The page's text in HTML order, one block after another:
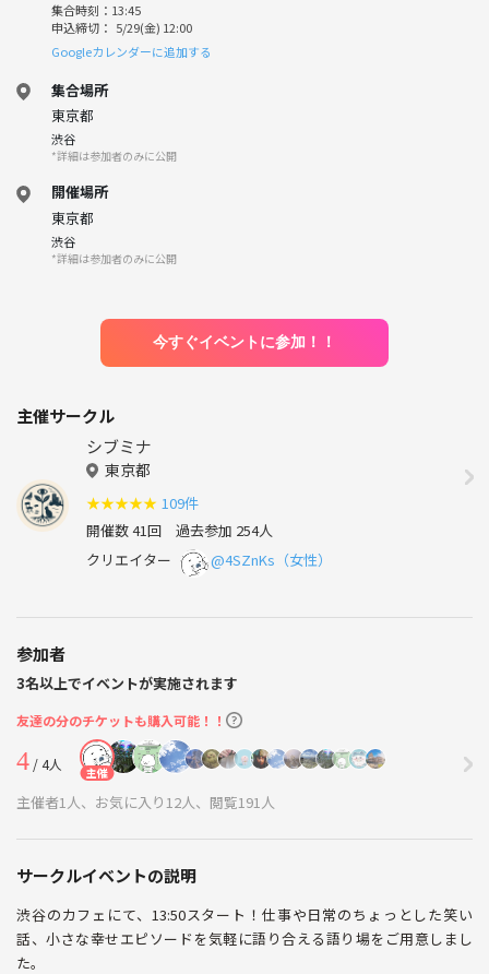
集合時刻：13:45
申込締切： 5/29(金) 12:00
Googleカレンダーに追加する
集合場所
東京都
渋谷
*詳細は参加者のみに公開
開催場所
東京都
渋谷
*詳細は参加者のみに公開
今すぐイベントに参加！！
主催サークル
シブミナ
東京都
★★★★★ 109件
開催数 41回 過去参加 254人
クリエイター
@4SZnKs（女性）
参加者
3名以上でイベントが実施されます
友達の分のチケットも購入可能！！
4 / 4人 主催
主催者1人、お気に入り12人、閲覧191人
サークルイベントの説明
渋谷のカフェにて、13:50スタート！仕事や日常のちょっとした笑い
話、小さな幸せエピソードを気軽に語り合える語り場をご用意しまし
た。